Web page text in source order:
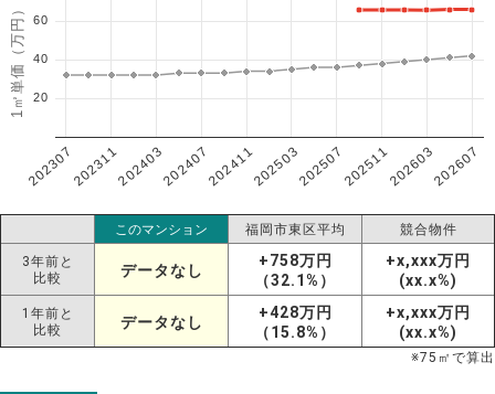
1㎡単価（万円）
202307202311202403202407202411202503202507202511202603202607
20
40
60
このマンション 福岡市東区平均 競合物件
3年前と
比較
データなし
+758万円
（32.1%）
+x,xxx万円
(xx.x%)
1年前と
比較
データなし
+428万円
（15.8%）
+x,xxx万円
(xx.x%)
※75 ㎡で算出